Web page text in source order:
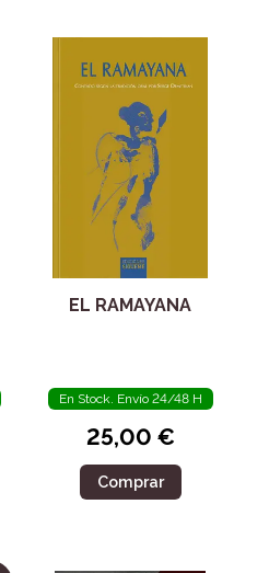
EL RAMAYANA
En Stock. Envío 24/48 H
25,00 €
Comprar